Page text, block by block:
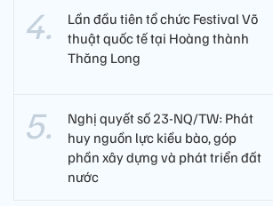
Lần đầu tiên tổ chức Festival Võ
thuật quốc tế tại Hoàng thành
Thăng Long
Nghị quyết số 23-NQ/TW: Phát
huy nguồn lực kiều bào, góp
phần xây dựng và phát triển đất
nước